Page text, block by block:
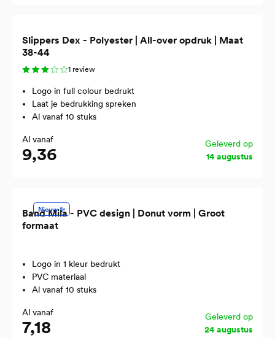
Slippers Dex - Polyester | All-over opdruk | Maat
38-44
1 review
Logo in full colour bedrukt
Laat je bedrukking spreken
Al vanaf 10 stuks
Al vanaf
9,36
Geleverd op
14 augustus
Nieuw ✨
Band Mila - PVC design | Donut vorm | Groot
formaat
Logo in 1 kleur bedrukt
PVC materiaal
Al vanaf 10 stuks
Al vanaf
7,18
Geleverd op
24 augustus